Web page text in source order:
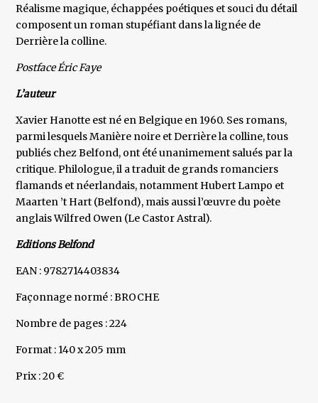
Réalisme magique, échappées poétiques et souci du détail
composent un roman stupéfiant dans la lignée de
Derrière la colline.
Postface Éric Faye
L’auteur
Xavier Hanotte est né en Belgique en 1960. Ses romans,
parmi lesquels Manière noire et Derrière la colline, tous
publiés chez Belfond, ont été unanimement salués par la
critique. Philologue, il a traduit de grands romanciers
flamands et néerlandais, notamment Hubert Lampo et
Maarten ’t Hart (Belfond), mais aussi l’œuvre du poète
anglais Wilfred Owen (Le Castor Astral).
Editions Belfond
EAN : 9782714403834
Façonnage normé : BROCHE
Nombre de pages : 224
Format : 140 x 205 mm
Prix : 20 €